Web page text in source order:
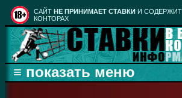
CАЙТ НЕ ПРИНИМАЕТ СТАВКИ И
КОНТОРАХ